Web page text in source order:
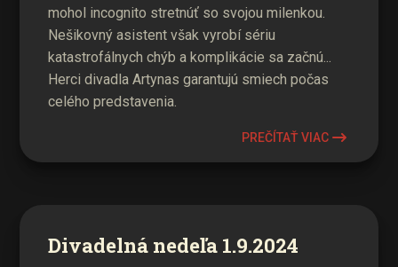
mohol incognito stretnúť so svojou milenkou.
Nešikovný asistent však vyrobí sériu
katastrofálnych chýb a komplikácie sa začnú...
Herci divadla Artynas garantujú smiech počas
celého predstavenia.
PREČÍTAŤ VIAC
Divadelná nedeľa 1.9.2024